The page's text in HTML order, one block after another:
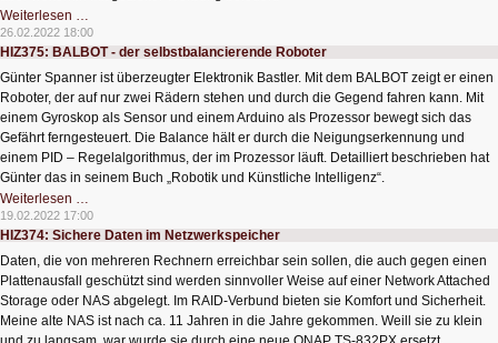
Weiterlesen …
Neue
Tricks
bei
Internetwerbung
26.02.2022 18:00
HIZ375: BALBOT - der selbstbalancierende Roboter
Günter Spanner ist überzeugter Elektronik Bastler. Mit dem BALBOT zeigt er einen
Roboter, der auf nur zwei Rädern stehen und durch die Gegend fahren kann. Mit
einem Gyroskop als Sensor und einem Arduino als Prozessor bewegt sich das
Gefährt ferngesteuert. Die Balance hält er durch die Neigungserkennung und
einem PID – Regelalgorithmus, der im Prozessor läuft. Detailliert beschrieben hat
Günter das in seinem Buch „Robotik und Künstliche Intelligenz“.
Weiterlesen …
BALBOT
-
der
Roboter
19.02.2022 17:00
HIZ374: Sichere Daten im Netzwerkspeicher
Daten, die von mehreren Rechnern erreichbar sein sollen, die auch gegen einen
Plattenausfall geschützt sind werden sinnvoller Weise auf einer Network Attached
Storage oder NAS abgelegt. Im RAID-Verbund bieten sie Komfort und Sicherheit.
Meine alte NAS ist nach ca. 11 Jahren in die Jahre gekommen. Weill sie zu klein